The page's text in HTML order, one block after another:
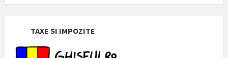
TAXE SI IMPOZITE